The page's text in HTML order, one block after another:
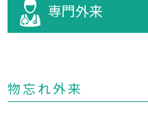
専門外来
物忘れ外来